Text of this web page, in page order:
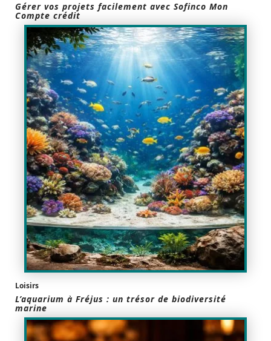
Gérer vos projets facilement avec Sofinco Mon
Compte crédit
Loisirs
L’aquarium à Fréjus : un trésor de biodiversité
marine